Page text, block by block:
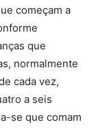
começam a
que
normalmente
cada vez,
a seis
se que comam